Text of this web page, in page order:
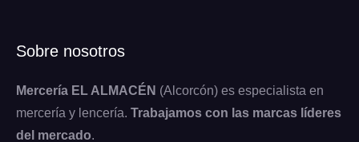
Sobre nosotros
Mercería EL ALMACÉN (Alcorcón) es especialista en
mercería y lencería. Trabajamos con las marcas líderes
del mercado.